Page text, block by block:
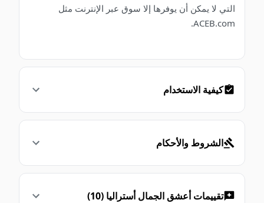
التي لا يمكن أن يوفرها إلا سوق عبر الإنترنت مثل
ACEB.com.
كيفية الاستخدام
الشروط والأحكام
تقييمات أعشق الجمال أستراليا (10)